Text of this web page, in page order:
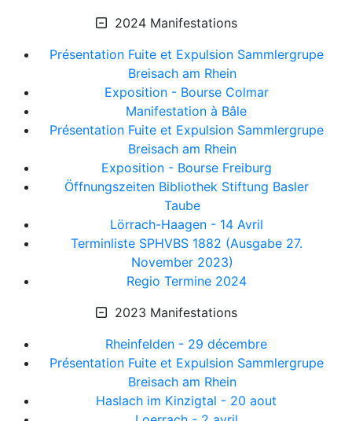
2024 Manifestations
Présentation Fuite et Expulsion Sammlergrupe
Breisach am Rhein
Exposition - Bourse Colmar
Manifestation à Bâle
Présentation Fuite et Expulsion Sammlergrupe
Breisach am Rhein
Exposition - Bourse Freiburg
Öffnungszeiten Bibliothek Stiftung Basler
Taube
Lörrach-Haagen - 14 Avril
Terminliste SPHVBS 1882 (Ausgabe 27.
November 2023)
Regio Termine 2024
2023 Manifestations
Rheinfelden - 29 décembre
Présentation Fuite et Expulsion Sammlergrupe
Breisach am Rhein
Haslach im Kinzigtal - 20 aout